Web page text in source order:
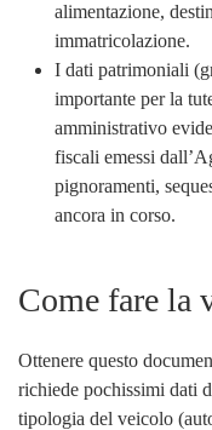
alimentazione,
immatricolazione.
I dati patrimoniali
importante per la
amministrativo
fiscali emessi
pignoramenti,
ancora in corso.
Come fare la
Ottenere questo
richiede pochissimi dati
tipologia del veicolo